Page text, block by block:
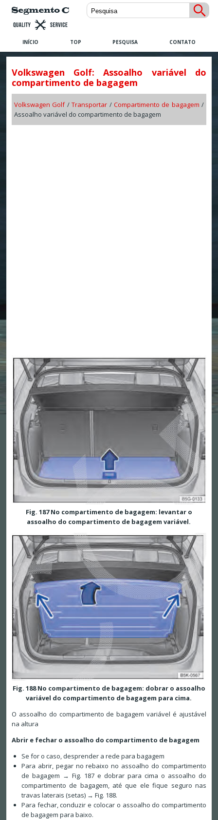
INÍCIO TOP PESQUISA CONTATO
Volkswagen Golf: Assoalho variável do
compartimento de bagagem
Volkswagen Golf/Transportar / Compartimento de bagagem /
Assoalho variável do compartimento de bagagem
Fig. 187 No compartimento de bagagem: levantar o
assoalho do compartimento de bagagem variável.
Fig. 188 No compartimento de bagagem: dobrar o assoalho
variável do compartimento de bagagem para cima.
O assoalho do compartimento de bagagem variável é ajustável
na altura
Abrir e fechar o assoalho do compartimento de bagagem
Se for o caso, desprender a rede para bagagem
Para abrir, pegar no rebaixo no assoalho do compartimento
de bagagem → Fig. 187 e dobrar para cima o assoalho do
compartimento de bagagem, até que ele fique seguro nas
travas laterais (setas) → Fig. 188.
Para fechar, conduzir e colocar o assoalho do compartimento
de bagagem para baixo.